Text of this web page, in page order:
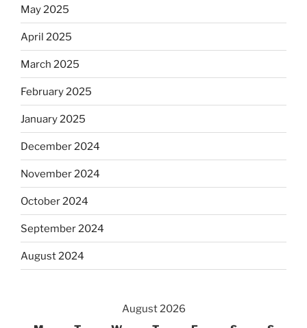
May 2025
April 2025
March 2025
February 2025
January 2025
December 2024
November 2024
October 2024
September 2024
August 2024
August 2026